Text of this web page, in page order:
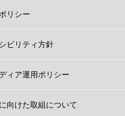
リシー
ビリティ方針
ィア運用ポリシー
向けた取組について